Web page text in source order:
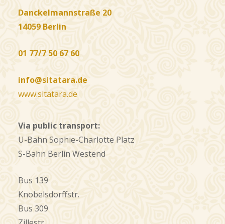
Danckelmannstraße 20
14059 Berlin
01 77/7 50 67 60
info@sitatara.de
www.sitatara.de
Via public transport:
U-Bahn Sophie-Charlotte Platz
S-Bahn Berlin Westend
Bus 139
Knobelsdorffstr.
Bus 309